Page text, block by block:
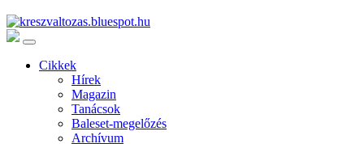
Cikkek
Hírek
Magazin
Tanácsok
Baleset-megelőzés
Archívum